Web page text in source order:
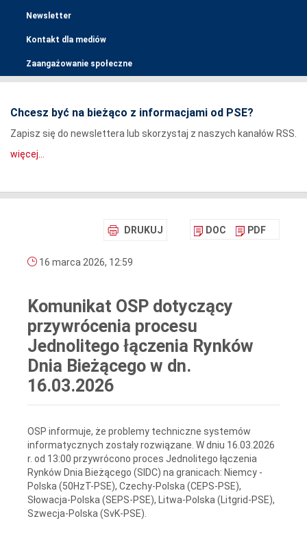
Newsletter
Kontakt dla mediów
Zaangażowanie społeczne
Chcesz być na bieżąco z informacjami od PSE?
Zapisz się do newslettera lub skorzystaj z naszych kanałów RSS.
więcej...
DRUKUJ DOC PDF
16 marca 2026, 12:59
Komunikat OSP dotyczący
przywrócenia procesu
Jednolitego łączenia Rynków
Dnia Bieżącego w dn.
16.03.2026
OSP informuje, że problemy techniczne systemów
informatycznych zostały rozwiązane. W dniu 16.03.2026
r. od 13:00 przywrócono proces Jednolitego łączenia
Rynków Dnia Bieżącego (SIDC) na granicach: Niemcy -
Polska (50HzT-PSE), Czechy-Polska (CEPS-PSE),
Słowacja-Polska (SEPS-PSE), Litwa-Polska (Litgrid-PSE),
Szwecja-Polska (SvK-PSE).